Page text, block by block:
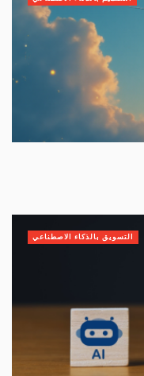
التسويق بالذكاء الاصطناعي